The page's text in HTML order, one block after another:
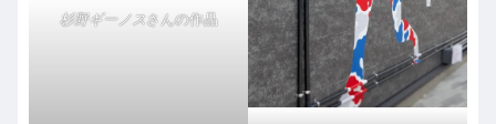
杉野ギーノスさんの作品